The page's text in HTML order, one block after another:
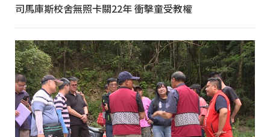
司馬庫斯校舍無照卡關22年 衝擊童受教權